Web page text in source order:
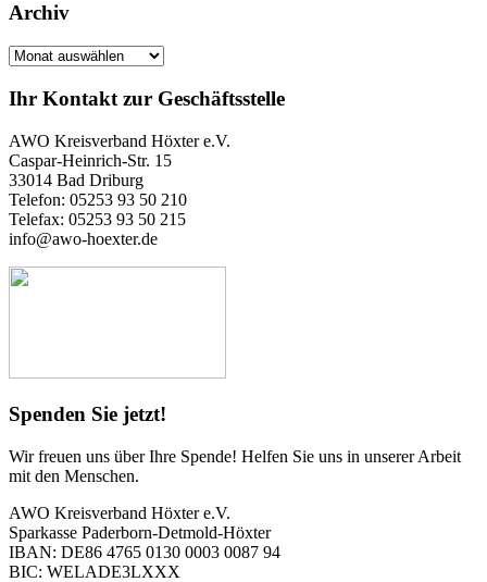
Archiv
Archiv
Ihr Kontakt zur Geschäftsstelle
AWO Kreisverband Höxter e.V.
Caspar-Heinrich-Str. 15
33014 Bad Driburg
Telefon: 05253 93 50 210
Telefax: 05253 93 50 215
info@awo-hoexter.de
Spenden Sie jetzt!
Wir freuen uns über Ihre Spende! Helfen Sie uns in unserer Arbeit
mit den Menschen.
AWO Kreisverband Höxter e.V.
Sparkasse Paderborn-Detmold-Höxter
IBAN: DE86 4765 0130 0003 0087 94
BIC: WELADE3LXXX